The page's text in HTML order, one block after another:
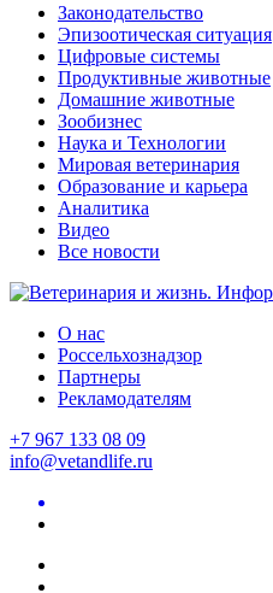
Законодательство
Эпизоотическая ситуация
Цифровые системы
Продуктивные животные
Домашние животные
Зообизнес
Наука и Технологии
Мировая ветеринария
Образование и карьера
Аналитика
Видео
Все новости
О нас
Россельхознадзор
Партнеры
Рекламодателям
+7 967 133 08 09
info@vetandlife.ru